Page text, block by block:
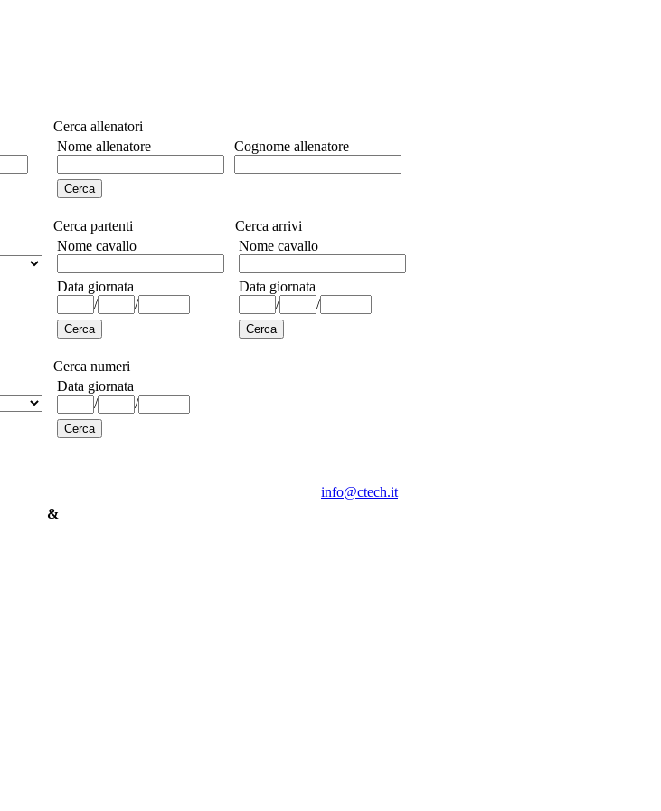
Cerca allenatori
Nome allenatore
Cognome allenatore
Cerca partenti
Nome cavallo
Data giornata
/
/
Cerca arrivi
Nome cavallo
Data giornata
/
/
Cerca numeri
Data giornata
/
/
info@ctech.it
&